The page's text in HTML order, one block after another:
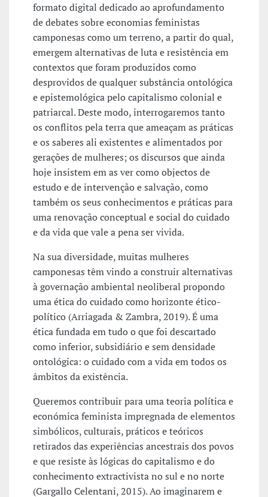
formato digital dedicado ao aprofundamento
de debates sobre economias feministas
camponesas como um terreno, a partir do qual,
emergem alternativas de luta e resistência em
contextos que foram produzidos como
desprovidos de qualquer substância ontológica
e epistemológica pelo capitalismo colonial e
patriarcal. Deste modo, interrogaremos tanto
os conflitos pela terra que ameaçam as práticas
e os saberes ali existentes e alimentados por
gerações de mulheres; os discursos que ainda
hoje insistem em as ver como objectos de
estudo e de intervenção e salvação, como
também os seus conhecimentos e práticas para
uma renovação conceptual e social do cuidado
e da vida que vale a pena ser vivida.
Na sua diversidade, muitas mulheres
camponesas têm vindo a construir alternativas
à governação ambiental neoliberal propondo
uma ética do cuidado como horizonte ético-
político (Arriagada & Zambra, 2019). É uma
ética fundada em tudo o que foi descartado
como inferior, subsidiário e sem densidade
ontológica: o cuidado com a vida em todos os
âmbitos da existência.
Queremos contribuir para uma teoria política e
económica feminista impregnada de elementos
simbólicos, culturais, práticos e teóricos
retirados das experiências ancestrais dos povos
e que resiste às lógicas do capitalismo e do
conhecimento extractivista no sul e no norte
(Gargallo Celentani, 2015). Ao imaginarem e